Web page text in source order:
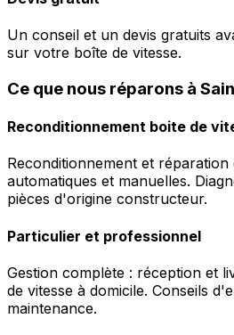
Un conseil et un devis gratuits
sur votre boîte de vitesse.
Ce que nous réparons à
Reconditionnement boite de
Reconditionnement et réparation
automatiques et manuelles.
pièces d'origine constructeur.
Particulier et professionnel
Gestion complète : réception et
de vitesse à domicile. Conseils
maintenance.